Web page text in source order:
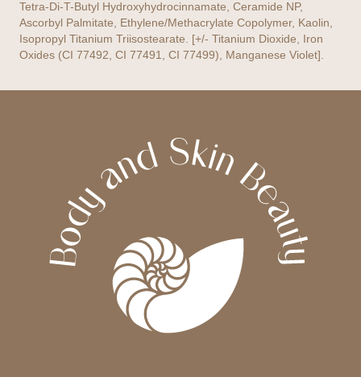
Tetra-Di-T-Butyl Hydroxyhydrocinnamate, Ceramide NP,
Ascorbyl Palmitate, Ethylene/Methacrylate Copolymer, Kaolin,
Isopropyl Titanium Triisostearate. [+/- Titanium Dioxide, Iron
Oxides (CI 77492, CI 77491, CI 77499), Manganese Violet].